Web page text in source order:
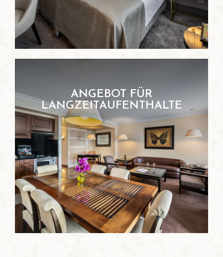
ANGEBOT FÜR
LANGZEITAUFENTHALTE